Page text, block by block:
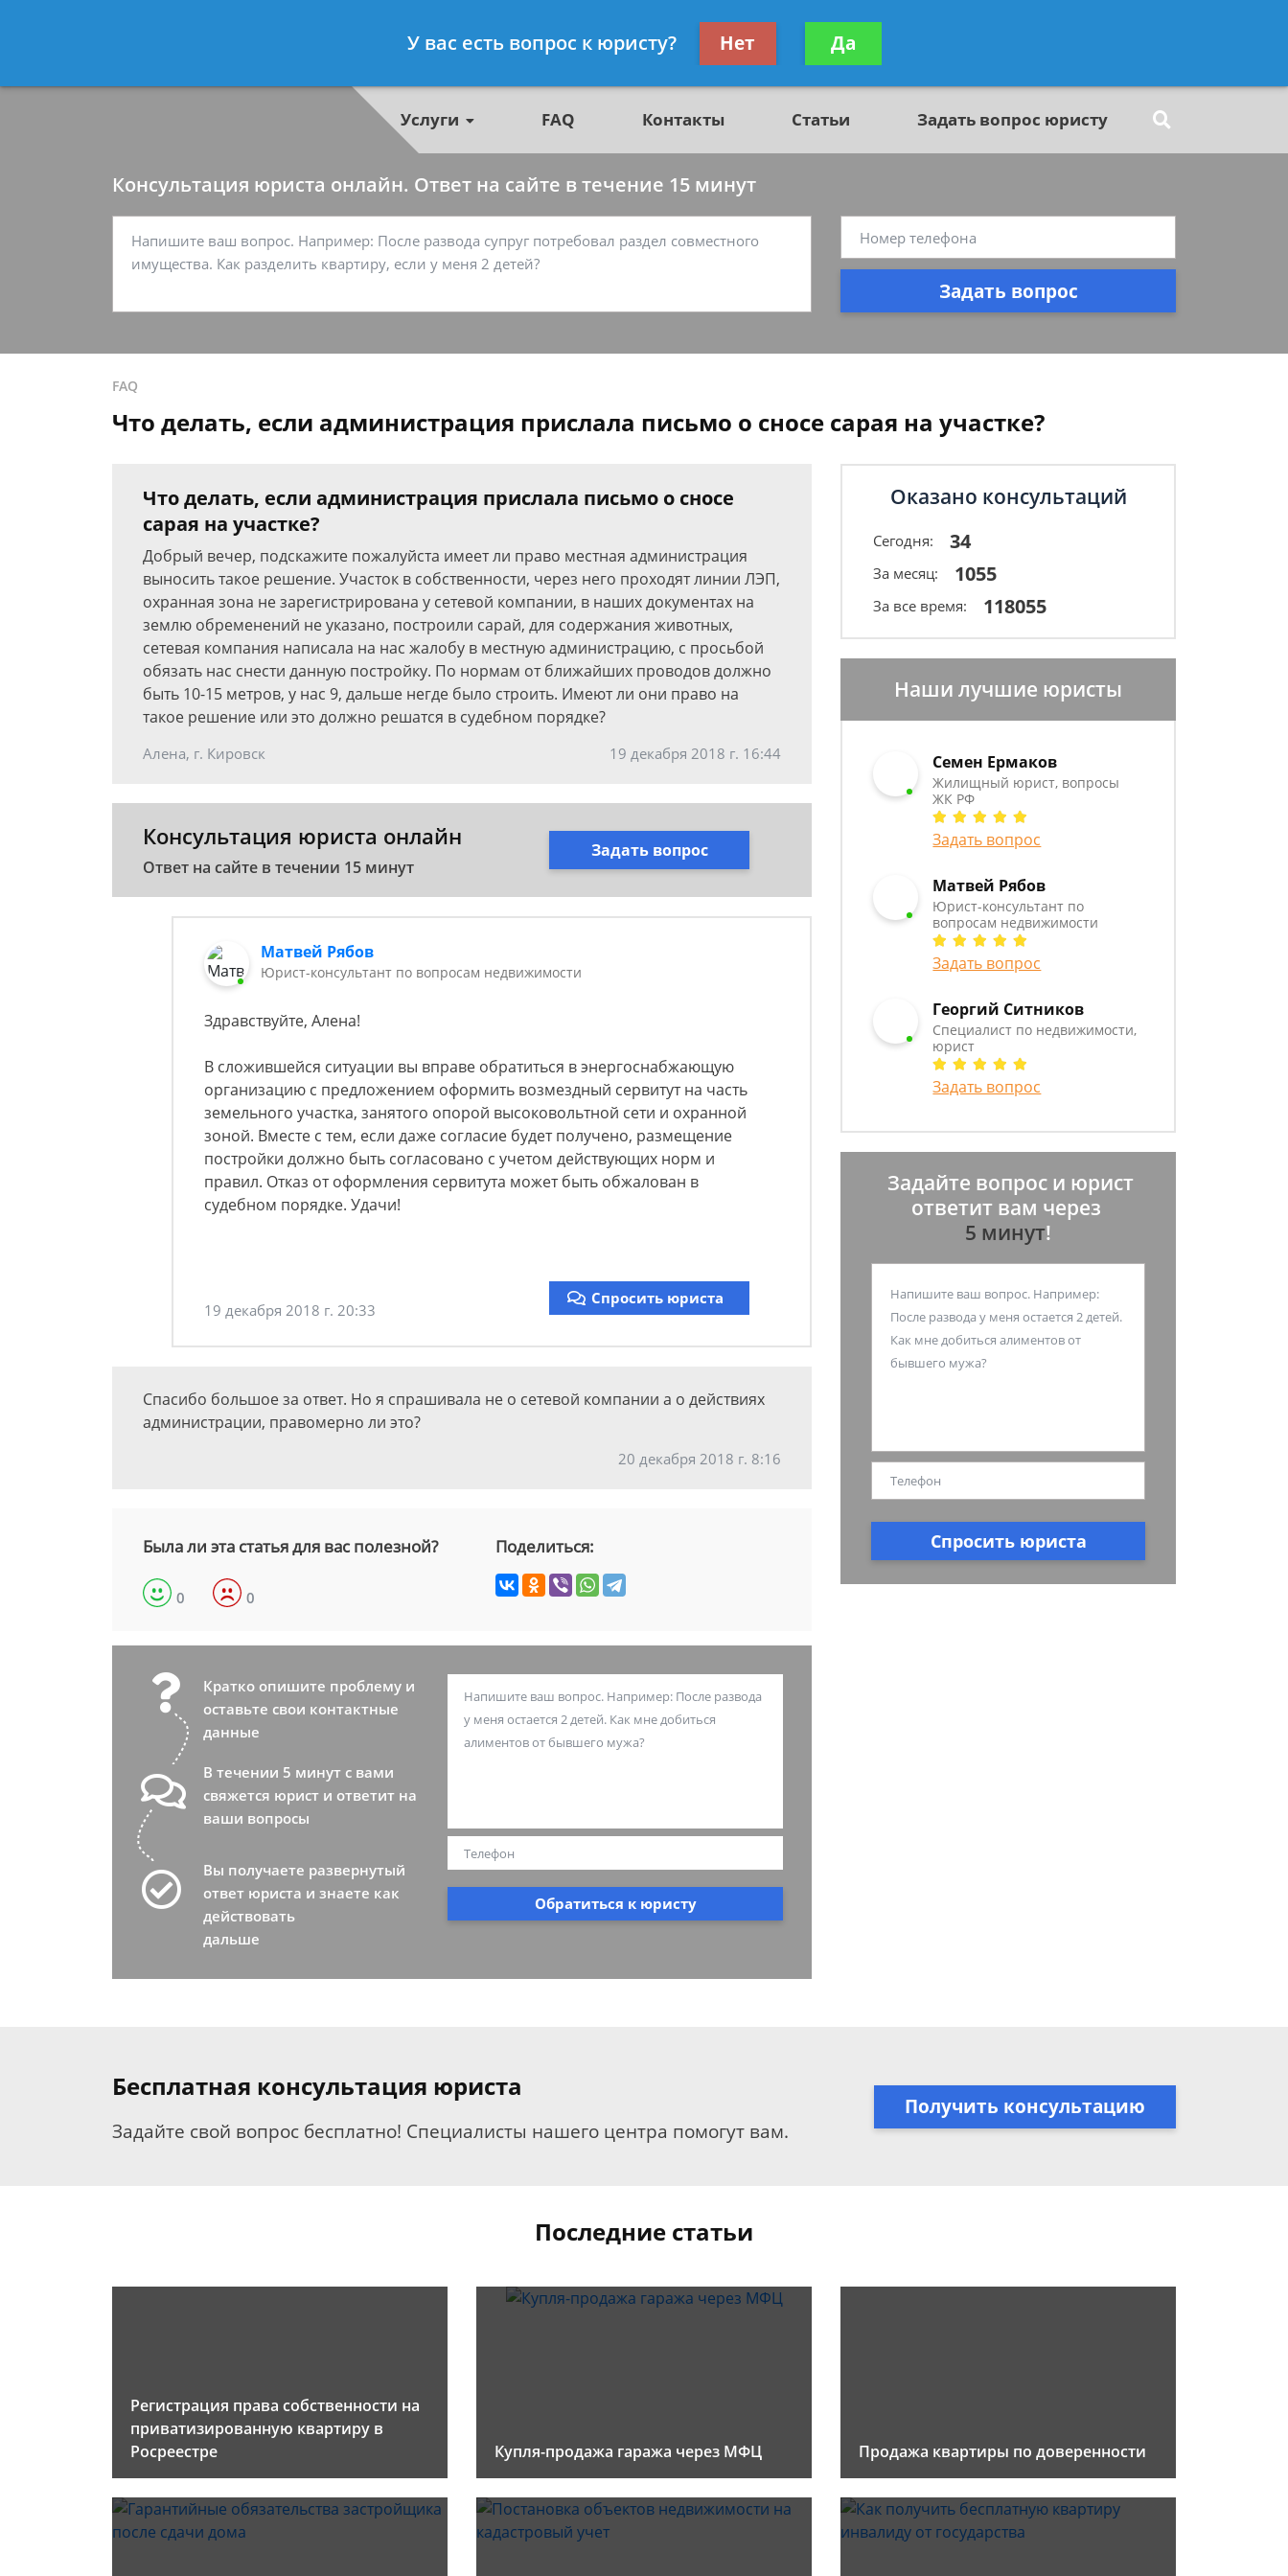
- Специалист по недвижимости, юрист
Получите консультацию
бесплатно
Услуги FAQ Контакты Статьи Задать вопрос юристу
Консультация юриста онлайн. Ответ на сайте в течение 15 минут
Задать вопрос
FAQ
Что делать, если администрация прислала письмо о сносе сарая на участке?
Что делать, если администрация прислала письмо о сносе
сарая на участке?
Добрый вечер, подскажите пожалуйста имеет ли право местная администрация
выносить такое решение. Участок в собственности, через него проходят линии ЛЭП,
охранная зона не зарегистрирована у сетевой компании, в наших документах на
землю обременений не указано, построили сарай, для содержания животных,
сетевая компания написала на нас жалобу в местную администрацию, с просьбой
обязать нас снести данную постройку. По нормам от ближайших проводов должно
быть 10-15 метров, у нас 9, дальше негде было строить. Имеют ли они право на
такое решение или это должно решатся в судебном порядке?
Алена, г. Кировск 19 декабря 2018 г. 16:44
Консультация юриста онлайн
Ответ на сайте в течении 15 минут
Задать вопрос
Матвей Рябов
Юрист-консультант по вопросам недвижимости
Здравствуйте, Алена!
В сложившейся ситуации вы вправе обратиться в энергоснабжающую
организацию с предложением оформить возмездный сервитут на часть
земельного участка, занятого опорой высоковольтной сети и охранной
зоной. Вместе с тем, если даже согласие будет получено, размещение
постройки должно быть согласовано с учетом действующих норм и
правил. Отказ от оформления сервитута может быть обжалован в
судебном порядке. Удачи!
19 декабря 2018 г. 20:33
Спросить юриста
Спасибо большое за ответ. Но я спрашивала не о сетевой компании а о действиях
администрации, правомерно ли это?
20 декабря 2018 г. 8:16
Была ли эта статья для вас полезной?
0 0
Поделиться:
Кратко опишите проблему и
оставьте свои контактные
данные
В течении 5 минут с вами
свяжется юрист и ответит на
ваши вопросы
Вы получаете развернутый
ответ юриста и знаете как
действовать
дальше
Обратиться к юристу
Оказано консультаций
Сегодня: 34
За месяц: 1055
За все время: 118055
Наши лучшие юристы
Семен Ермаков
Жилищный юрист, вопросы
ЖК РФ
Задать вопрос
Матвей Рябов
Юрист-консультант по
вопросам недвижимости
Задать вопрос
Георгий Ситников
Специалист по недвижимости,
юрист
Задать вопрос
Задайте вопрос и юрист
ответит вам через
5 минут!
Спросить юриста
Бесплатная консультация юриста
Задайте свой вопрос бесплатно! Специалисты нашего центра помогут вам.
Получить консультацию
Последние статьи
Регистрация права собственности на
приватизированную квартиру в
Росреестре
Купля-продажа гаража через МФЦ Продажа квартиры по доверенности
У вас есть вопрос к юристу? Нет Да